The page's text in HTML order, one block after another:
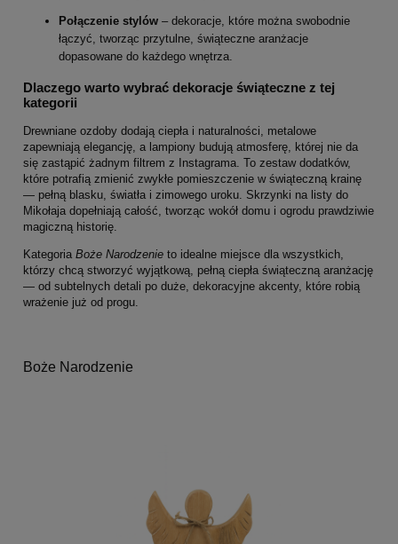
Połączenie stylów – dekoracje, które można swobodnie
łączyć, tworząc przytulne, świąteczne aranżacje
dopasowane do każdego wnętrza.
Dlaczego warto wybrać dekoracje świąteczne z tej
kategorii
Drewniane ozdoby dodają ciepła i naturalności, metalowe
zapewniają elegancję, a lampiony budują atmosferę, której nie da
się zastąpić żadnym filtrem z Instagrama. To zestaw dodatków,
które potrafią zmienić zwykłe pomieszczenie w świąteczną krainę
— pełną blasku, światła i zimowego uroku. Skrzynki na listy do
Mikołaja dopełniają całość, tworząc wokół domu i ogrodu prawdziwie
magiczną historię.
Kategoria Boże Narodzenie to idealne miejsce dla wszystkich,
którzy chcą stworzyć wyjątkową, pełną ciepła świąteczną aranżację
— od subtelnych detali po duże, dekoracyjne akcenty, które robią
wrażenie już od progu.
Boże Narodzenie